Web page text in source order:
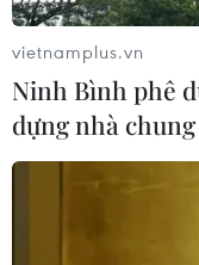
Alphabet cải tổ
vietnamplus.vn
Ninh Bình phê
dựng nhà